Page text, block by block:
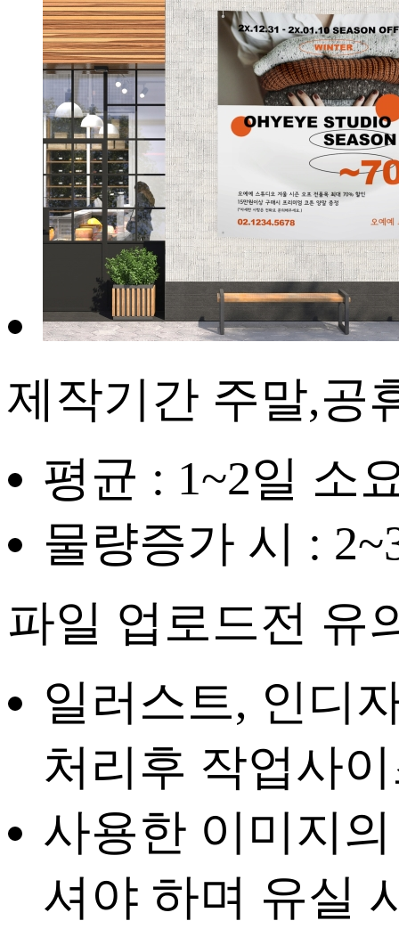
제작기간 주말,공
평균 : 1~2일 소
물량증가 시 :
파일 업로드전 유
일러스트, 인디
처리 후 작업사
사용한 이미지
셔야 하며 유실